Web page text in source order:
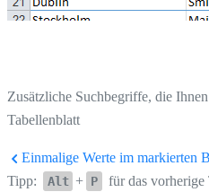
Zusätzliche Suchbegriffe, die
Tabellenblatt
Einmalige Werte im markierten
Tipp:
Alt + P für das vorherige